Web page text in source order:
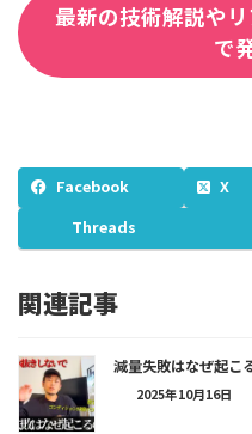
最新の技術解説や
で
Facebook X
Threads
関連記事
減量失敗はなぜ起こ
2025年10月16日